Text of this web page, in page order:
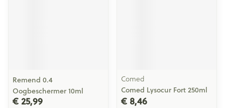
Remend 0.4
Oogbeschermer 10ml
€ 25,99
Comed
Comed Lysocur Fort 250ml
€ 8,46